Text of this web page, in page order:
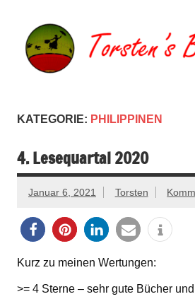
springen
KATEGORIE: PHILIPPINEN
4. Lesequartal 2020
Januar 6, 2021 Torsten
Kurz zu meinen Wertungen:
>= 4 Sterne – sehr gute Bücher